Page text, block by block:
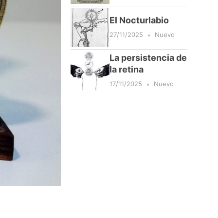
El Nocturlabio
27/11/2025 Nuevo
La persistencia de
la retina
17/11/2025 Nuevo